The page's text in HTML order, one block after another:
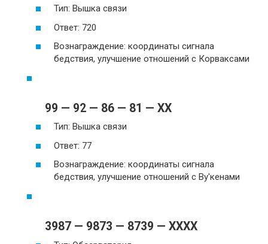
Тип: Вышка связи
Ответ: 720
Вознаграждение: координаты сигнала
бедствия, улучшение отношений с Корваксами
99 — 92 — 86 — 81 — XX
Тип: Вышка связи
Ответ: 77
Вознаграждение: координаты сигнала
бедствия, улучшение отношений с Ву'кенами
3987 — 9873 — 8739 — XXXX